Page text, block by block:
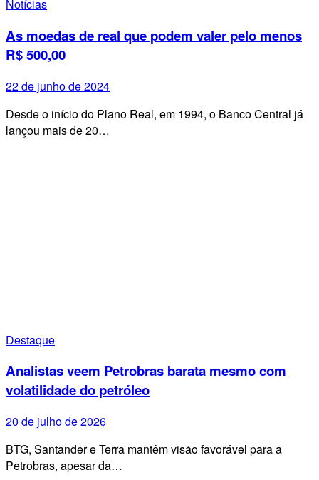
Notícias
As moedas de real que podem valer pelo menos
R$ 500,00
22 de junho de 2024
Desde o início do Plano Real, em 1994, o Banco Central já
lançou mais de 20…
Destaque
Analistas veem Petrobras barata mesmo com
volatilidade do petróleo
20 de julho de 2026
BTG, Santander e Terra mantêm visão favorável para a
Petrobras, apesar da…